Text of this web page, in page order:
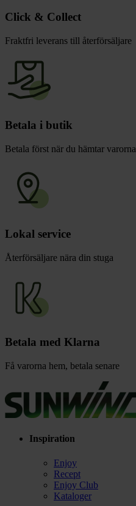
Click & Collect
Fraktfri leverans till återförsäljare
Betala i butik
Betala först när du hämtar varorna
Lokal service
Återförsäljare nära din stuga
Betala med Klarna
Få varorna hem, betala senare
Inspiration
Enjoy
Recept
Enjoy Club
Kataloger